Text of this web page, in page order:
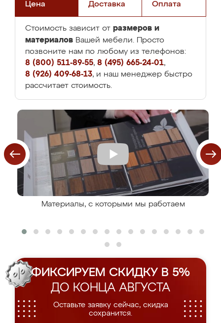
Цена Доставка Оплата
Стоимость зависит от размеров и
материалов Вашей мебели. Просто
позвоните нам по любому из телефонов:
8 (800) 511-89-55, 8 (495) 665-24-01,
8 (926) 409-68-13, и наш менеджер быстро
рассчитает стоимость.
Материалы, с которыми мы работаем
ФИКСИРУЕМ СКИДКУ В 5%
ДО КОНЦА АВГУСТА
Оставьте заявку сейчас, скидка
сохранится.